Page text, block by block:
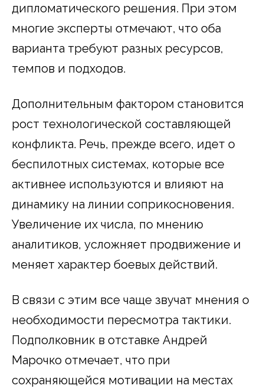
дипломатического решения. При этом
многие эксперты отмечают, что оба
варианта требуют разных ресурсов,
темпов и подходов.
Дополнительным фактором становится
рост технологической составляющей
конфликта. Речь, прежде всего, идет о
беспилотных системах, которые все
активнее используются и влияют на
динамику на линии соприкосновения.
Увеличение их числа, по мнению
аналитиков, усложняет продвижение и
меняет характер боевых действий.
В связи с этим все чаще звучат мнения о
необходимости пересмотра тактики.
Подполковник в отставке Андрей
Марочко отмечает, что при
сохраняющейся мотивации на местах